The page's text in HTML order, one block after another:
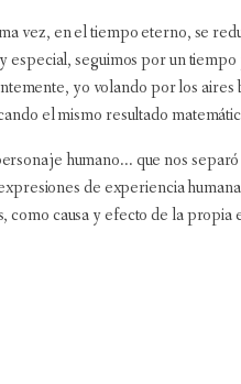
vez, en el tiempo eterno, se
seguimos por un
yo volando por los
el mismo resultado
humano... que nos
de experiencia
como causa y efecto de la